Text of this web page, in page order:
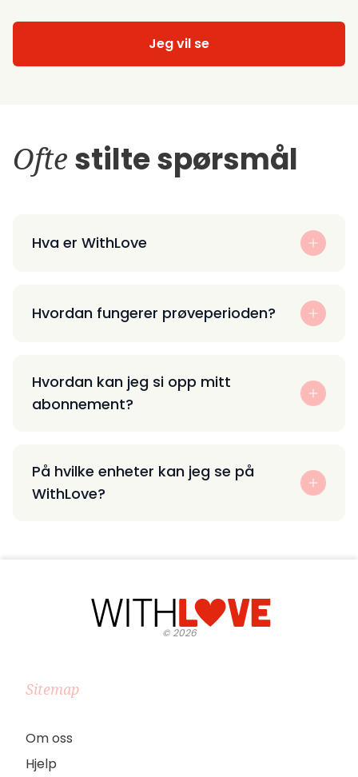
Jeg vil se
Ofte stilte spørsmål
Hva er WithLove
Hvordan fungerer prøveperioden?
Hvordan kan jeg si opp mitt
abonnement?
På hvilke enheter kan jeg se på
WithLove?
©2026
Sitemap
Om oss
Hjelp